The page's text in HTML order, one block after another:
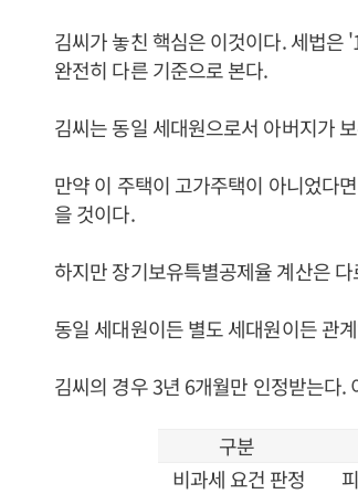
김씨가 놓친 핵심은 이것이다. 세법
완전히 다른 기준으로 본다.
김씨는 동일 세대원으로서 아버지가
만약 이 주택이 고가주택이 아니었다
을 것이다.
하지만 장기보유특별공제율 계산은 다
동일 세대원이든 별도 세대원이든 관
김씨의 경우 3년 6개월만 인정받는다.
구분
비과세 요건 판정